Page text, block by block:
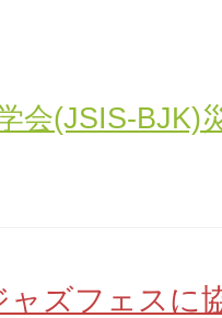
会(JSIS-BJK)
ズフェスに